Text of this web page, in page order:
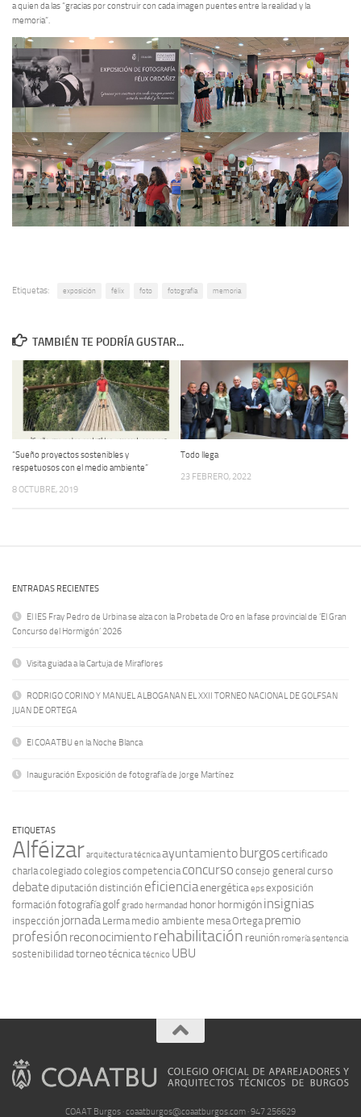
a quien da las “gracias por construir con cada imagen puentes entre la realidad y la
memoria”.
Etiquetas: exposición félix foto fotografía memoria
TAMBIÉN TE PODRÍA GUSTAR...
“Sueño proyectos sostenibles y
respetuosos con el medio ambiente”
8 OCTUBRE, 2019
Todo llega
23 FEBRERO, 2022
ENTRADAS RECIENTES
El IES Fray Pedro de Urbina se alza con la Probeta de Oro en la fase provincial de ‘El Gran
Concurso del Hormigón’ 2026
Visita guiada a la Cartuja de Miraflores
RODRIGO CORINO Y MANUEL ALBOGANAN EL XXII TORNEO NACIONAL DE GOLFSAN
JUAN DE ORTEGA
El COAATBU en la Noche Blanca
Inauguración Exposición de fotografía de Jorge Martínez
ETIQUETAS
Alféizararquitectura técnicaayuntamientoburgoscertificado
charlacolegiado colegioscompetencia concurso consejo general curso
debatediputación distinción eficienciaenergéticaepsexposición
formación fotografía golfgradohermandad honorhormigóninsignias
inspección jornada Lerma medio ambiente mesaOrtega premio
profesión reconocimientorehabilitación reuniónromeríasentencia
sostenibilidad torneotécnicatécnico UBU
COAAT Burgos · coaatburgos@coaatburgos.com · 947 256629